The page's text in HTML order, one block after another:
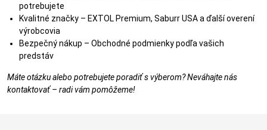
potrebujete
Kvalitné značky – EXTOL Premium, Saburr USA a ďalší overení
výrobcovia
Bezpečný nákup – Obchodné podmienky podľa vašich
predstáv
Máte otázku alebo potrebujete poradiť s výberom? Neváhajte nás
kontaktovať – radi vám pomôžeme!